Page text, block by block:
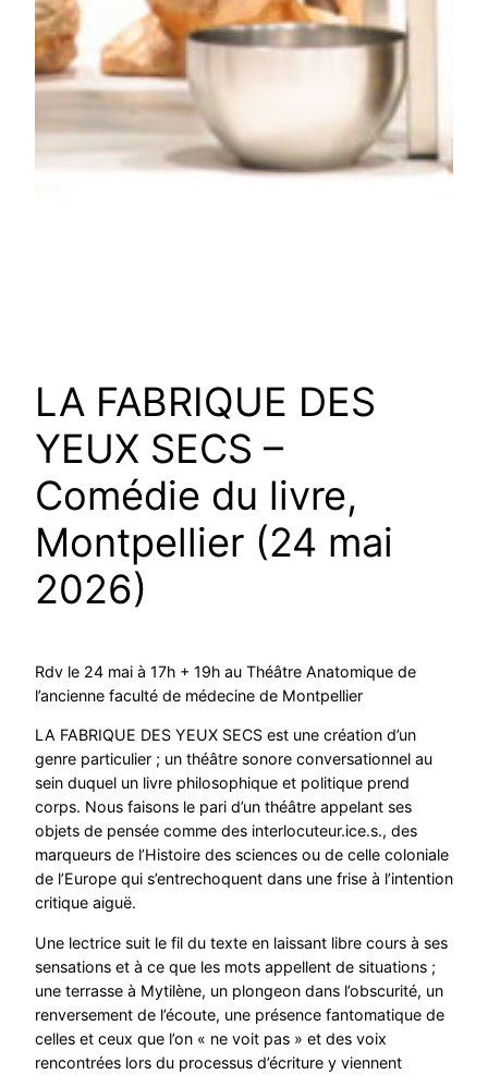
LA FABRIQUE DES
YEUX SECS –
Comédie du livre,
Montpellier (24 mai
2026)
Rdv le 24 mai à 17h + 19h au Théâtre Anatomique de
l’ancienne faculté de médecine de Montpellier
LA FABRIQUE DES YEUX SECS est une création d’un
genre particulier ; un théâtre sonore conversationnel au
sein duquel un livre philosophique et politique prend
corps. Nous faisons le pari d’un théâtre appelant ses
objets de pensée comme des interlocuteur.ice.s., des
marqueurs de l’Histoire des sciences ou de celle coloniale
de l’Europe qui s’entrechoquent dans une frise à l’intention
critique aiguë.
Une lectrice suit le fil du texte en laissant libre cours à ses
sensations et à ce que les mots appellent de situations ;
une terrasse à Mytilène, un plongeon dans l’obscurité, un
renversement de l’écoute, une présence fantomatique de
celles et ceux que l’on « ne voit pas » et des voix
rencontrées lors du processus d’écriture y viennent